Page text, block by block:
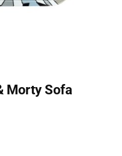
Morty Sofa